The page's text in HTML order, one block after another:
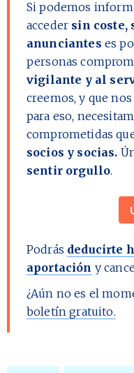
Si podemos
acceder sin coste,
anunciantes es
personas
vigilante y al
creemos, y que
para eso,
comprometidas
socios y socias.
sentir orgullo.
Podrás deducirte
aportación y
¿Aún no es el
boletín gratuito.